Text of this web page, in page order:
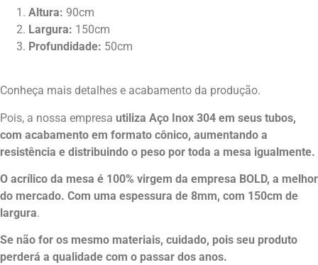
Altura: 90cm
Largura: 150cm
Profundidade: 50cm
Conheça mais detalhes e acabamento da produção.
Pois, a nossa empresa utiliza Aço Inox 304 em seus tubos,
com acabamento em formato cônico, aumentando a
resistência e distribuindo o peso por toda a mesa igualmente.
O acrílico da mesa é 100% virgem da empresa BOLD, a melhor
do mercado. Com uma espessura de 8mm, com 150cm de
largura.
Se não for os mesmo materiais, cuidado, pois seu produto
perderá a qualidade com o passar dos anos.